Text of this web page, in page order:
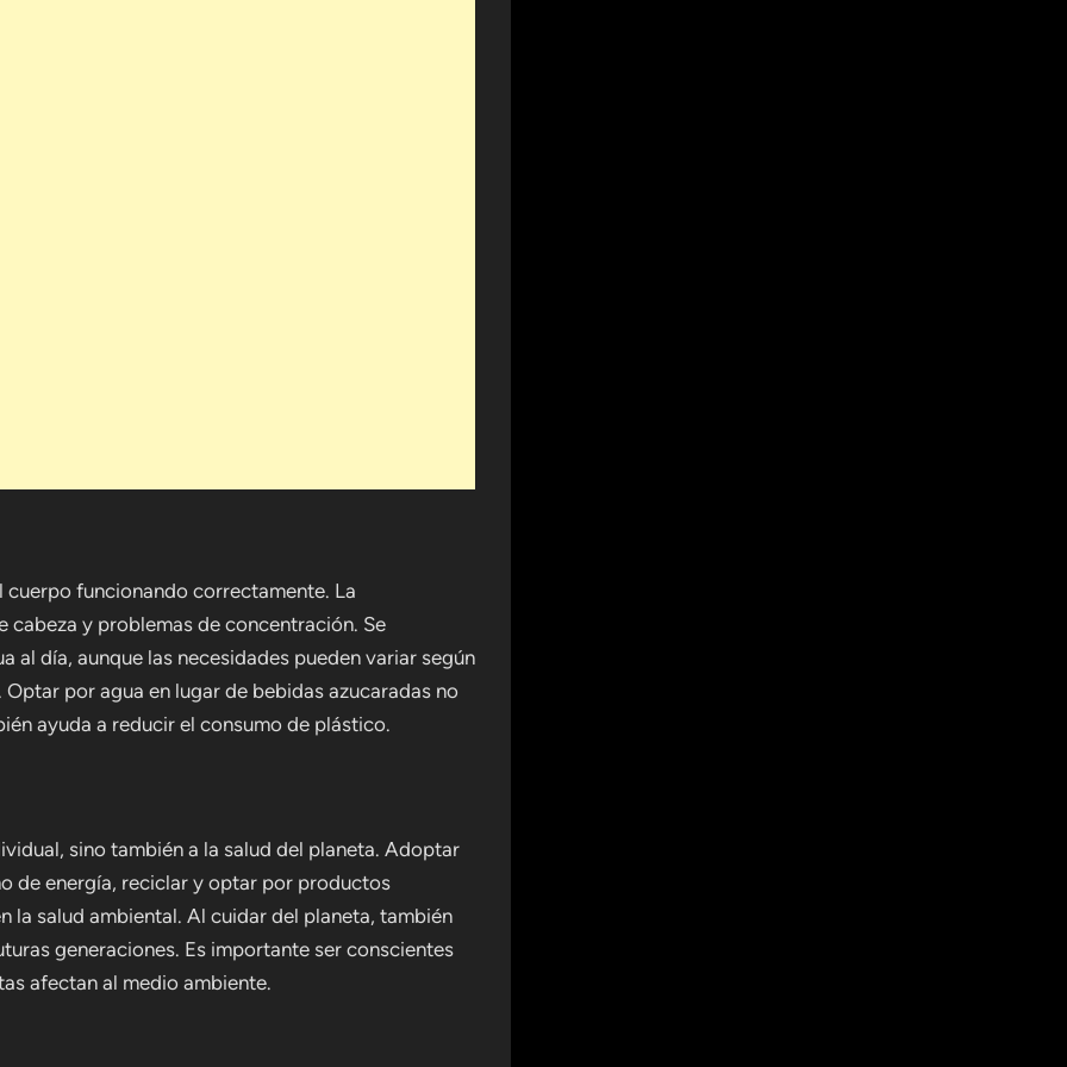
cuerpo funcionando correctamente. La
y problemas de concentración. Se
al día, aunque las necesidades pueden variar según
por agua en lugar de bebidas azucaradas no
ayuda a reducir el consumo de plástico.
sino también a la salud del planeta. Adoptar
de energía, reciclar y optar por productos
salud ambiental. Al cuidar del planeta, también
generaciones. Es importante ser conscientes
afectan al medio ambiente.